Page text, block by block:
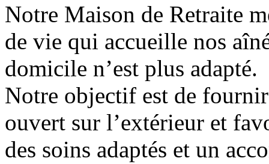
Notre Maison de Retraite
de vie qui accueille nos
domicile n’est plus adapté.
Notre objectif est de
ouvert sur l’extérieur et
des soins adaptés et un